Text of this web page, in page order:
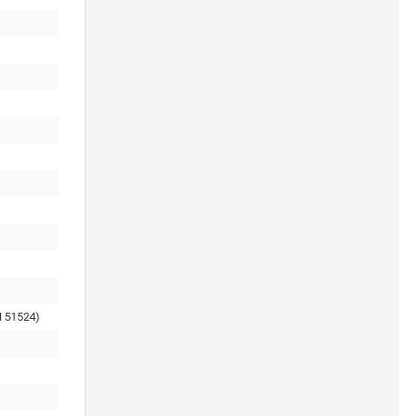
51524)